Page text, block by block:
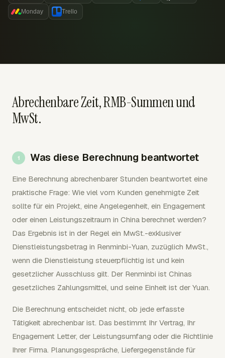
Monday Trello
Abrechenbare Zeit, RMB-Summen und
MwSt.
Was diese Berechnung beantwortet
Eine Berechnung abrechenbarer Stunden beantwortet eine
praktische Frage: Wie viel vom Kunden genehmigte Zeit
sollte für ein Projekt, eine Angelegenheit, ein Engagement
oder einen Leistungszeitraum in China berechnet werden?
Das Ergebnis ist in der Regel ein MwSt.-exklusiver
Dienstleistungsbetrag in Renminbi-Yuan, zuzüglich MwSt.,
wenn die Dienstleistung steuerpflichtig ist und kein
gesetzlicher Ausschluss gilt. Der Renminbi ist Chinas
gesetzliches Zahlungsmittel, und seine Einheit ist der Yuan.
Die Berechnung entscheidet nicht, ob jede erfasste
Tätigkeit abrechenbar ist. Das bestimmt Ihr Vertrag, Ihr
Engagement Letter, der Leistungsumfang oder die Richtlinie
Ihrer Firma. Planungsgespräche, Liefergegenstände für